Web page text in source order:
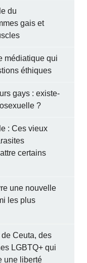
du
gais et
médiatique qui
éthiques
gays : existe-
?
: Ces vieux
certains
une nouvelle
les plus
Ceuta, des
LGBTQ+ qui
une liberté